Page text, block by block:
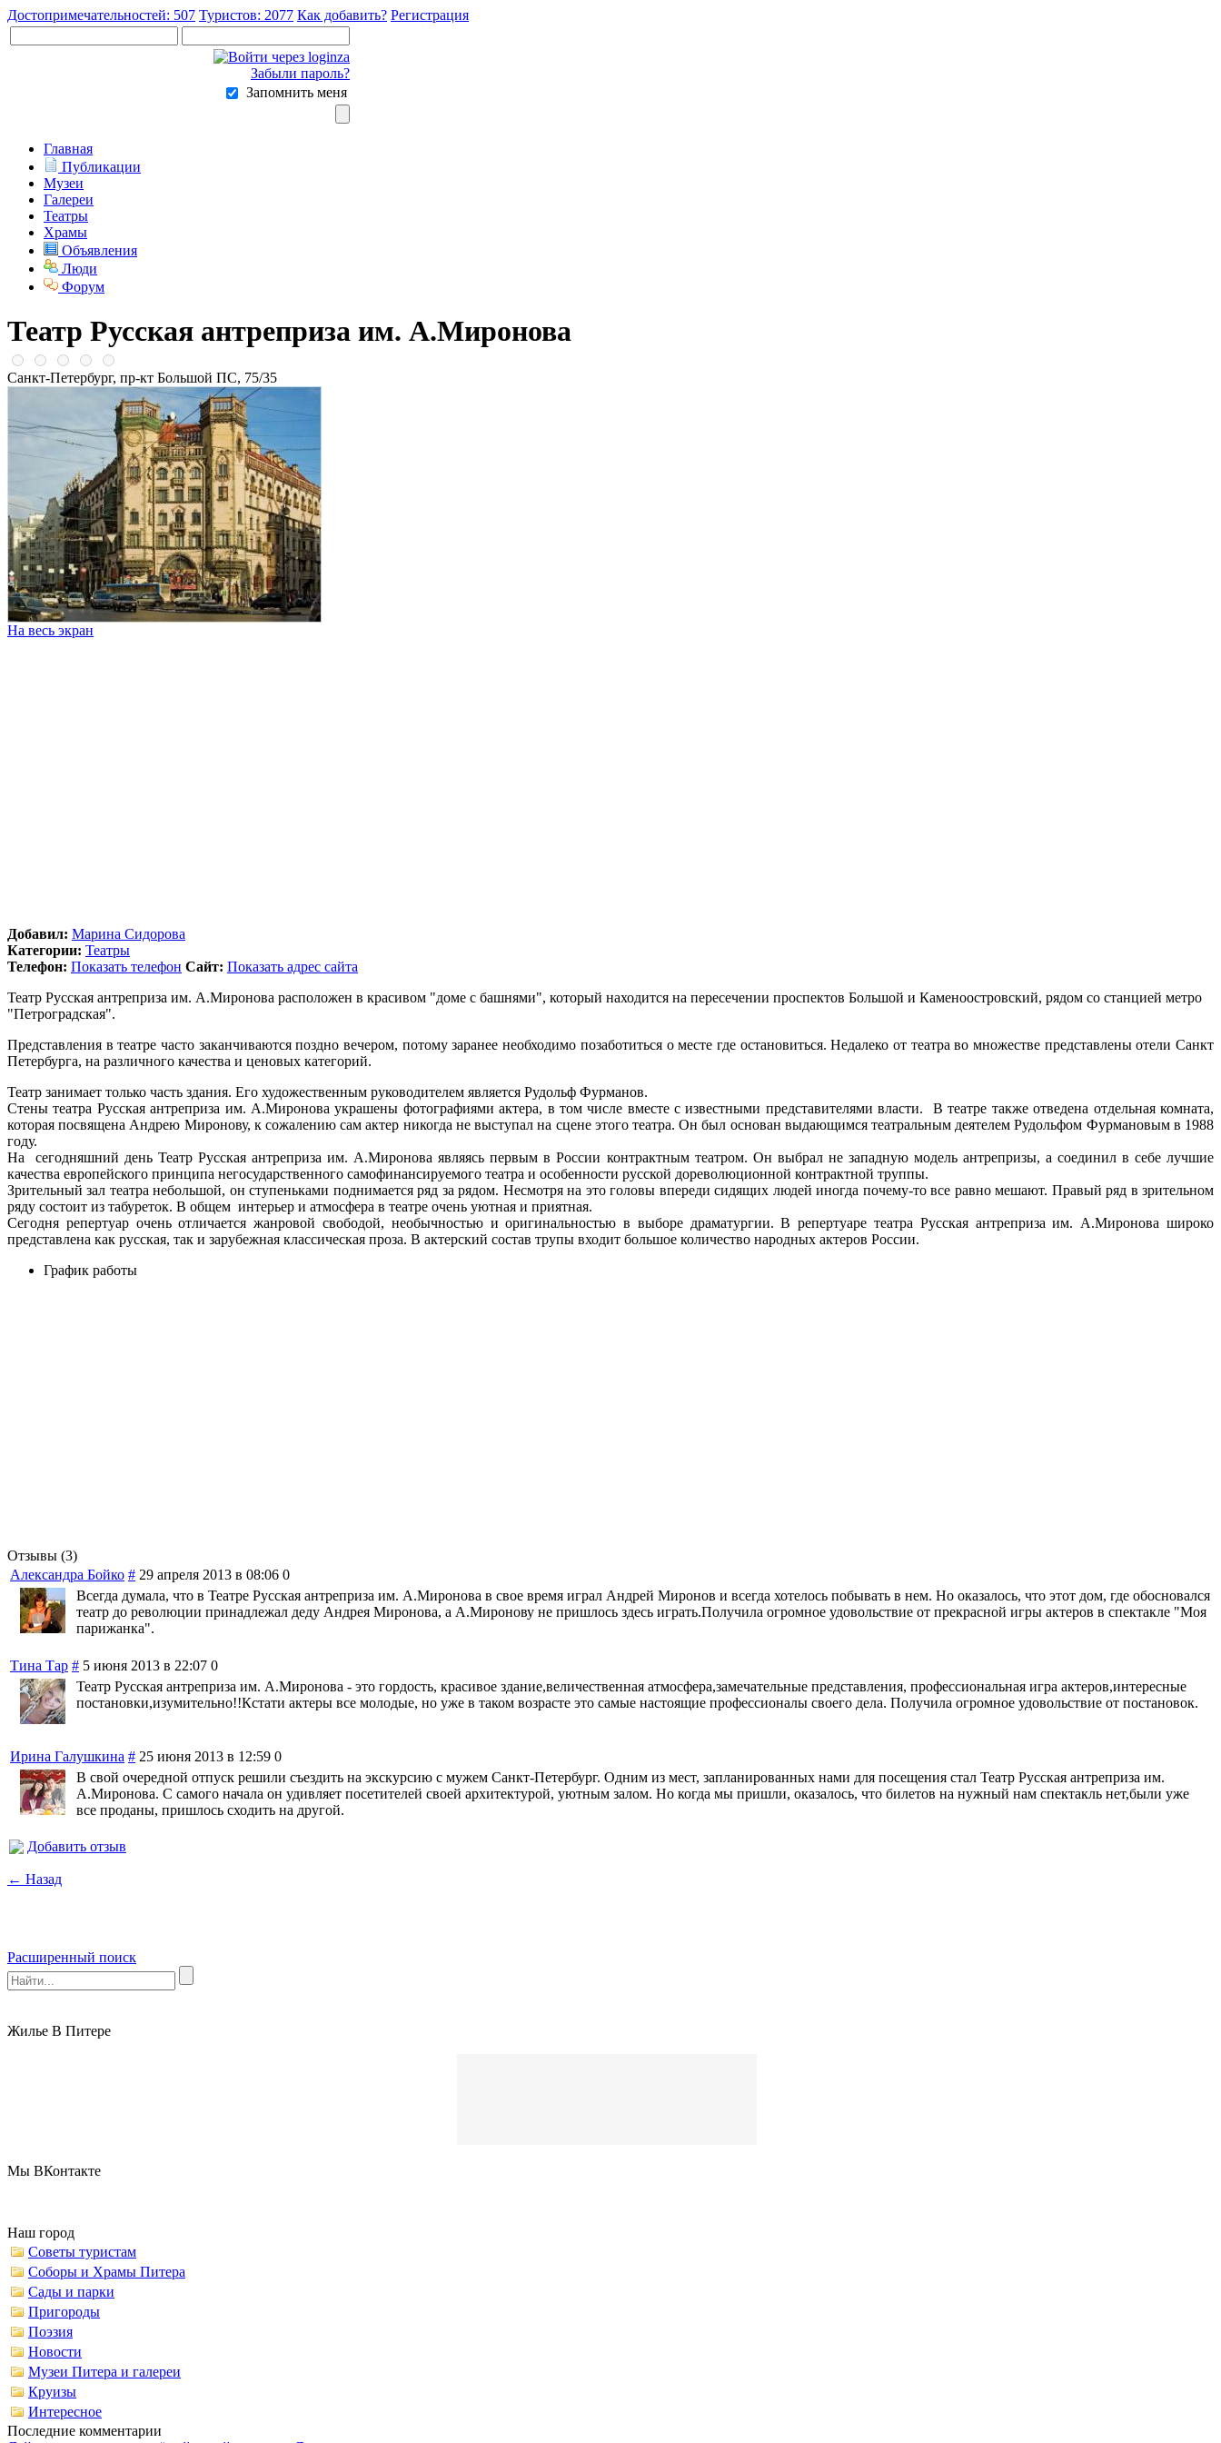
Достопримечательностей: 507 Туристов: 2077 Как добавить? Регистрация
Забыли пароль?
Запомнить меня
Главная
Публикации
Музеи
Галереи
Театры
Храмы
Объявления
Люди
Форум
Театр Русская антреприза им. А.Миронова
Санкт-Петербург, пр-кт Большой ПС, 75/35
На весь экран
Добавил: Марина Сидорова
Категории: Театры
Телефон: Показать телефон Сайт: Показать адрес сайта
Театр Русская антреприза им. А.Миронова расположен в красивом "доме с башнями", который находится на пересечении проспектов Большой и Каменоостровский, рядом со станцией метро
"Петроградская".
Представления в театре часто заканчиваются поздно вечером, потому заранее необходимо позаботиться о месте где остановиться. Недалеко от театра во множестве представлены отели Санкт
Петербурга, на различного качества и ценовых категорий.
Театр занимает только часть здания. Его художественным руководителем является Рудольф Фурманов.
Стены театра Русская антреприза им. А.Миронова украшены фотографиями актера, в том числе вместе с известными представителями власти. В театре также отведена отдельная комната,
которая посвящена Андрею Миронову, к сожалению сам актер никогда не выступал на сцене этого театра. Он был основан выдающимся театральным деятелем Рудольфом Фурмановым в 1988
году.
На сегодняшний день Театр Русская антреприза им. А.Миронова являясь первым в России контрактным театром. Он выбрал не западную модель антрепризы, а соединил в себе лучшие
качества европейского принципа негосударственного самофинансируемого театра и особенности русской дореволюционной контрактной труппы.
Зрительный зал театра небольшой, он ступеньками поднимается ряд за рядом. Несмотря на это головы впереди сидящих людей иногда почему-то все равно мешают. Правый ряд в зрительном
ряду состоит из табуреток. В общем интерьер и атмосфера в театре очень уютная и приятная.
Сегодня репертуар очень отличается жанровой свободой, необычностью и оригинальностью в выборе драматургии. В репертуаре театра Русская антреприза им. А.Миронова широко
представлена как русская, так и зарубежная классическая проза. В актерский состав трупы входит большое количество народных актеров России.
График работы
Отзывы (3)
Александра Бойко # 29 апреля 2013 в 08:06 0
Всегда думала, что в Театре Русская антреприза им. А.Миронова в свое время играл Андрей Миронов и всегда хотелось побывать в нем. Но оказалось, что этот дом, где обосновался
театр до революции принадлежал деду Андрея Миронова, а А.Миронову не пришлось здесь играть.Получила огромное удовольствие от прекрасной игры актеров в спектакле "Моя
парижанка".
Тина Тар # 5 июня 2013 в 22:07 0
Театр Русская антреприза им. А.Миронова - это гордость, красивое здание,величественная атмосфера,замечательные представления, профессиональная игра актеров,интересные
постановки,изумительно!!Кстати актеры все молодые, но уже в таком возрасте это самые настоящие профессионалы своего дела. Получила огромное удовольствие от постановок.
Ирина Галушкина # 25 июня 2013 в 12:59 0
В свой очередной отпуск решили съездить на экскурсию с мужем Санкт-Петербург. Одним из мест, запланированных нами для посещения стал Театр Русская антреприза им.
А.Миронова. С самого начала он удивляет посетителей своей архитектурой, уютным залом. Но когда мы пришли, оказалось, что билетов на нужный нам спектакль нет,были уже
все проданы, пришлось сходить на другой.
Добавить отзыв
← Назад
Расширенный поиск
Жилье В Питере
Мы ВКонтакте
Наш город
Советы туристам
Соборы и Храмы Питера
Сады и парки
Пригороды
Поэзия
Новости
Музеи Питера и галереи
Круизы
Интересное
Последние комментарии